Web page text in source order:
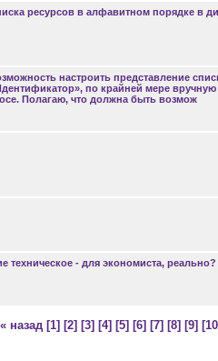
ресурсов в алфавитном порядке в
настроить представление
по крайней мере вручную
Полагаю, что должна быть возмож
техническое - для экономиста, реально?
« назад [1] [2] [3] [4] [5] [6] [7] [8] [9]